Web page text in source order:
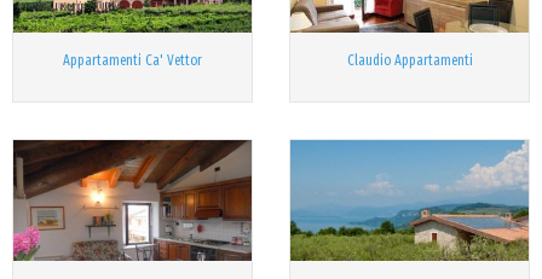
Appartamenti Ca' Vettor Claudio Appartamenti